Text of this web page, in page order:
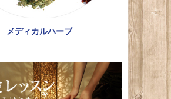
メディカルハーブ